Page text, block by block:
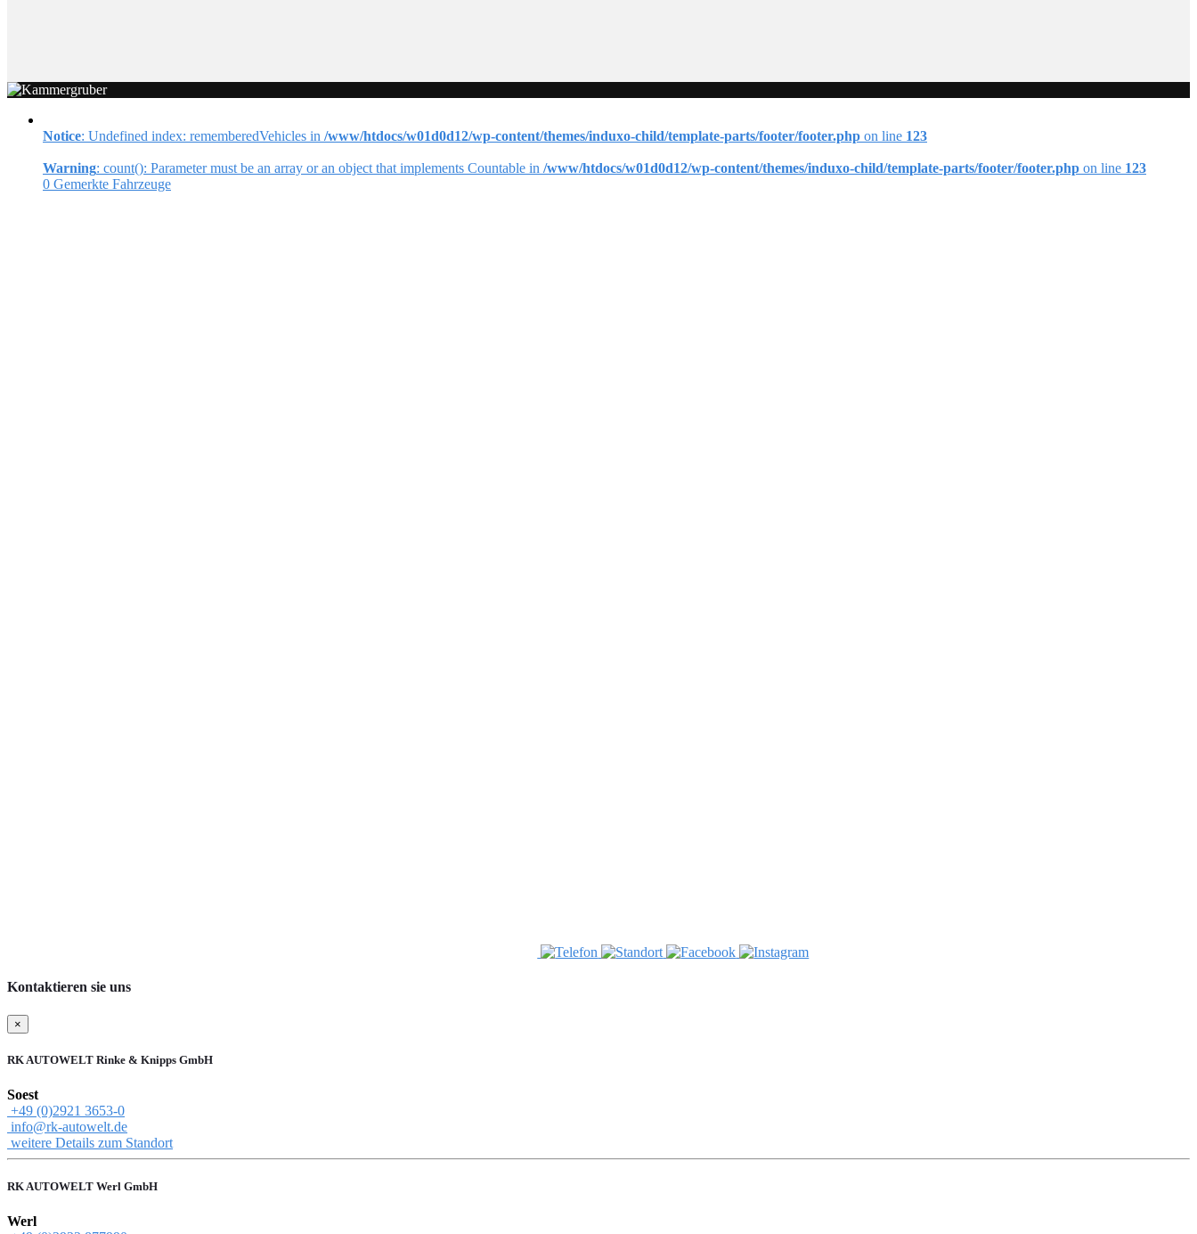
Notice: Undefined index: rememberedVehicles in /www/htdocs/w01d0d12/wp-content/themes/induxo-child/template-parts/footer/footer.php on line 123
Warning: count(): Parameter must be an array or an object that implements Countable in /www/htdocs/w01d0d12/wp-content/themes/induxo-child/template-parts/footer/footer.php on line 123
0 Gemerkte Fahrzeuge
Kontaktieren sie uns
×
RK AUTOWELT Rinke & Knipps GmbH
Soest
+49 (0)2921 3653-0
info@rk-autowelt.de
weitere Details zum Standort
RK AUTOWELT Werl GmbH
Werl